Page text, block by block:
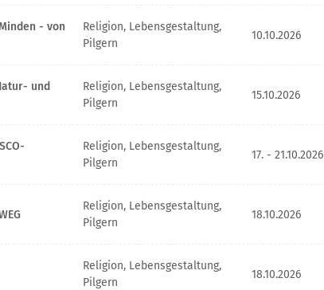
- von
Religion, Lebensgestaltung,
Pilgern
10.10.2026
und
Religion, Lebensgestaltung,
Pilgern
15.10.2026
Religion, Lebensgestaltung,
Pilgern
17. - 21.10.2026
Religion, Lebensgestaltung,
Pilgern
18.10.2026
Religion, Lebensgestaltung,
Pilgern
18.10.2026